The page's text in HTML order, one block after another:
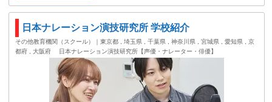
日本ナレーション演技研究所 学校紹介
その他教育機関（スクール）｜東京都 , 埼玉県 , 千葉県 , 神奈川県 , 宮城県 , 愛知県 , 京
都府 , 大阪府
日本ナレーション演技研究所【声優・ナレーター・俳優】